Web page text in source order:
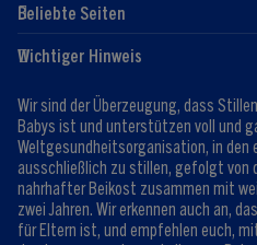
Beliebte Seiten
Hilfe
Expert:innen
Kontaktformular
Wichtiger Hinweis
Wir sind der Überzeugung, dass
Babys ist und unterstützen voll und
Weltgesundheitsorganisation, in den
ausschließlich zu stillen, gefolgt von
nahrhafter Beikost zusammen mit
zwei Jahren. Wir erkennen auch an,
für Eltern ist, und empfehlen euch,